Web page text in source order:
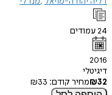
24עמודים
2016
דיגיטלי
₪32 מחיר קודם: ₪33